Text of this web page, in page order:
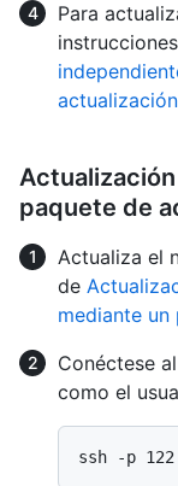
Para
actualización
paquete de
Actualiza el
de
mediante
Conéctese
como el